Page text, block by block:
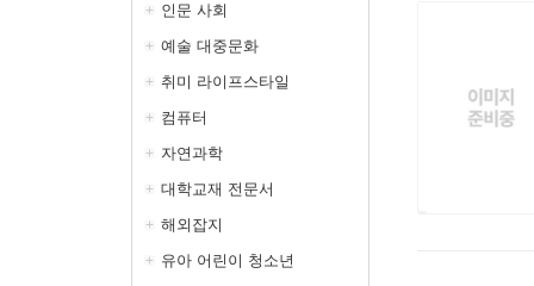
인문 사회
예술 대중문화
취미 라이프스타일
컴퓨터
자연과학
대학교재 전문서
해외잡지
유아 어린이 청소년